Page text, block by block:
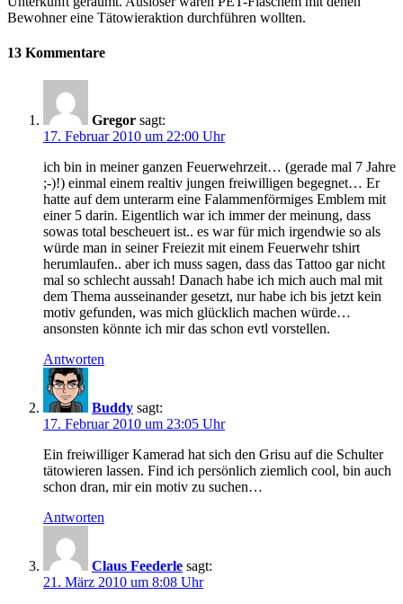
Bewohner eine Tätowieraktion durchführen wollten.
13 Kommentare
Gregor sagt:
17. Februar 2010 um 22:00 Uhr
ich bin in meiner ganzen Feuerwehrzeit… (gerade mal 7 Jahre
;-)!) einmal einem realtiv jungen freiwilligen begegnet… Er
hatte auf dem unterarm eine Falammenförmiges Emblem mit
einer 5 darin. Eigentlich war ich immer der meinung, dass
sowas total bescheuert ist.. es war für mich irgendwie so als
würde man in seiner Freiezit mit einem Feuerwehr tshirt
herumlaufen.. aber ich muss sagen, dass das Tattoo gar nicht
mal so schlecht aussah! Danach habe ich mich auch mal mit
dem Thema ausseinander gesetzt, nur habe ich bis jetzt kein
motiv gefunden, was mich glücklich machen würde…
ansonsten könnte ich mir das schon evtl vorstellen.
Antworten
Buddy sagt:
17. Februar 2010 um 23:05 Uhr
Ein freiwilliger Kamerad hat sich den Grisu auf die Schulter
tätowieren lassen. Find ich persönlich ziemlich cool, bin auch
schon dran, mir ein motiv zu suchen…
Antworten
Claus Feederle sagt:
21. März 2010 um 8:08 Uhr